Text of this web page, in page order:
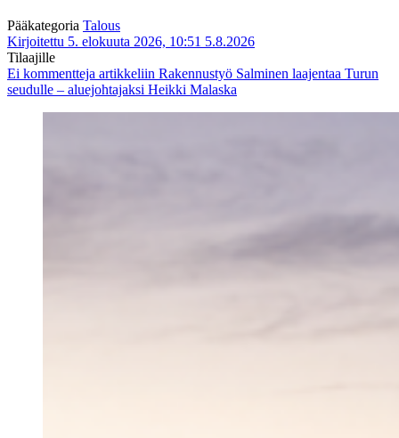
Pääkategoria Talous
Kirjoitettu 5. elokuuta 2026, 10:51 5.8.2026
Tilaajille
Ei kommentteja artikkeliin Rakennustyö Salminen laajentaa Turun
seudulle – aluejohtajaksi Heikki Malaska